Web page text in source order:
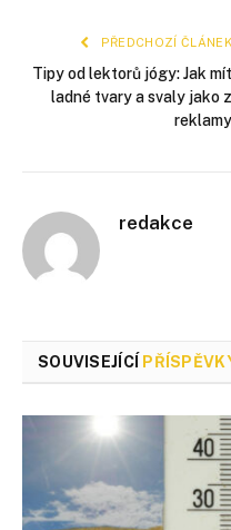
PŘEDCHOZÍ ČLÁNEK
Tipy od lektorů jógy: Jak mít
ladné tvary a svaly jako z
reklamy
redakce
SOUVISEJÍCÍ